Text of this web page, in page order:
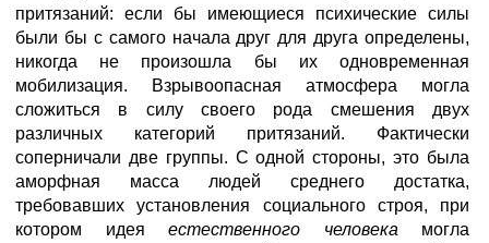
притязаний: если бы имеющиеся психические силы
были бы с самого начала друг для друга определены,
никогда не произошла бы их одновременная
мобилизация. Взрывоопасная атмосфера могла
сложиться в силу своего рода смешения двух
различных категорий притязаний. Фактически
соперничали две группы. С одной стороны, это была
аморфная масса людей среднего достатка,
требовавших установления социального строя, при
котором идея естественного человека могла